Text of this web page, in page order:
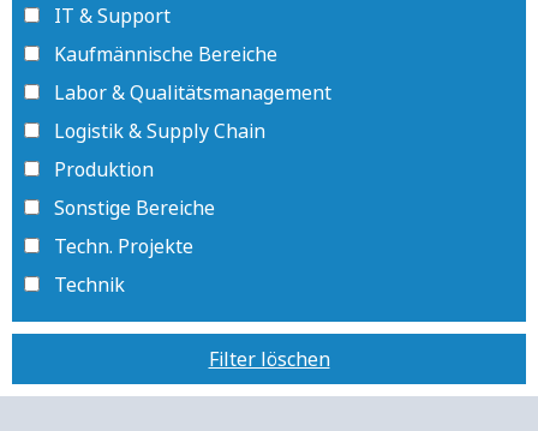
IT & Support
Kaufmännische Bereiche
Labor & Qualitätsmanagement
Logistik & Supply Chain
Produktion
Sonstige Bereiche
Techn. Projekte
Technik
Filter löschen